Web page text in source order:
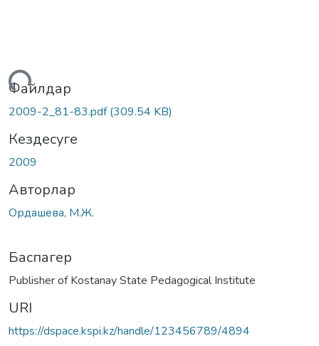
Файлдар
2009-2_81-83.pdf(309.54 KB)
Кездесуге
2009
Авторлар
Ордашева, М.Ж.
Баспагер
Publisher of Kostanay State Pedagogical Institute
URI
https://dspace.kspi.kz/handle/123456789/4894